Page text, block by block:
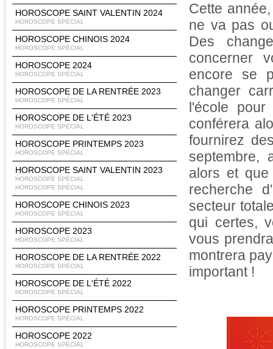
HOROSCOPE SAINT VALENTIN 2024
HOROSCOPE SPÉCIAL
HOROSCOPE CHINOIS 2024
HOROSCOPE SPÉCIAL
HOROSCOPE 2024
HOROSCOPE SPÉCIAL
HOROSCOPE DE LA RENTRÉE 2023
HOROSCOPE SPÉCIAL
HOROSCOPE DE L'ÉTÉ 2023
HOROSCOPE SPÉCIAL
HOROSCOPE PRINTEMPS 2023
HOROSCOPE SPÉCIAL
HOROSCOPE SAINT VALENTIN 2023
HOROSCOPE SPÉCIAL
HOROSCOPE SPÉCIAL
HOROSCOPE CHINOIS 2023
HOROSCOPE SPÉCIAL
HOROSCOPE 2023
HOROSCOPE SPÉCIAL
HOROSCOPE DE LA RENTRÉE 2022
HOROSCOPE SPÉCIAL
HOROSCOPE DE L'ÉTÉ 2022
HOROSCOPE SPÉCIAL
HOROSCOPE PRINTEMPS 2022
HOROSCOPE SPÉCIAL
HOROSCOPE 2022
HOROSCOPE SPÉCIAL
Cette
ne va pas
Des
concerner
encore se
changer
l'école
conférera
fournirez
septembre,
alors et
recherche
secteur
qui certes,
vous
montrera
important !